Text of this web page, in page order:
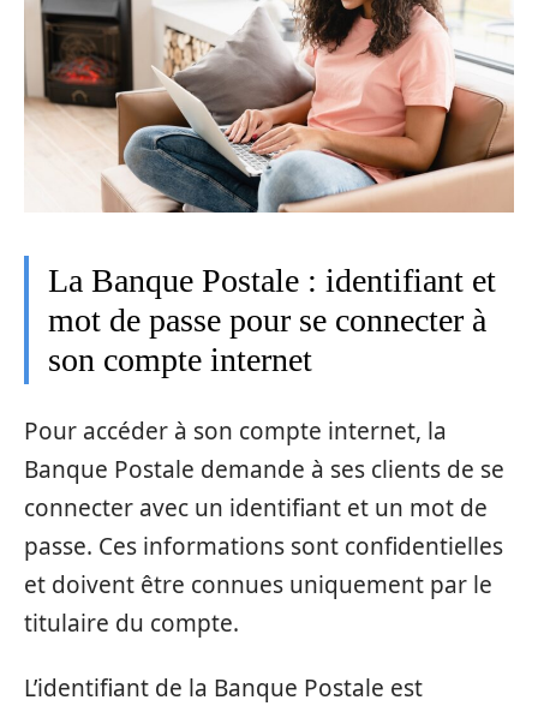
La Banque Postale : identifiant et
mot de passe pour se connecter à
son compte internet
Pour accéder à son compte internet, la
Banque Postale demande à ses clients de se
connecter avec un identifiant et un mot de
passe. Ces informations sont confidentielles
et doivent être connues uniquement par le
titulaire du compte.
L’identifiant de la Banque Postale est